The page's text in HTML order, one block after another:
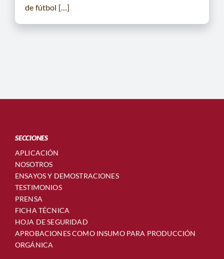
de fútbol […]
SECCIONES
APLICACIÓN
NOSOTROS
ENSAYOS Y DEMOSTRACIONES
TESTIMONIOS
PRENSA
FICHA TÉCNICA
HOJA DE SEGURIDAD
APROBACIONES COMO INSUMO PARA PRODUCCIÓN
ORGÁNICA